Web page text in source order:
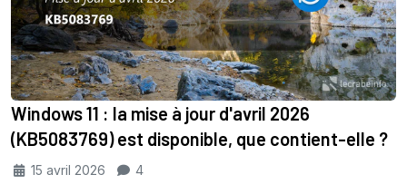
Windows 11 : la mise à jour d'avril 2026
(KB5083769) est disponible, que contient-elle ?
15 avril 2026 4